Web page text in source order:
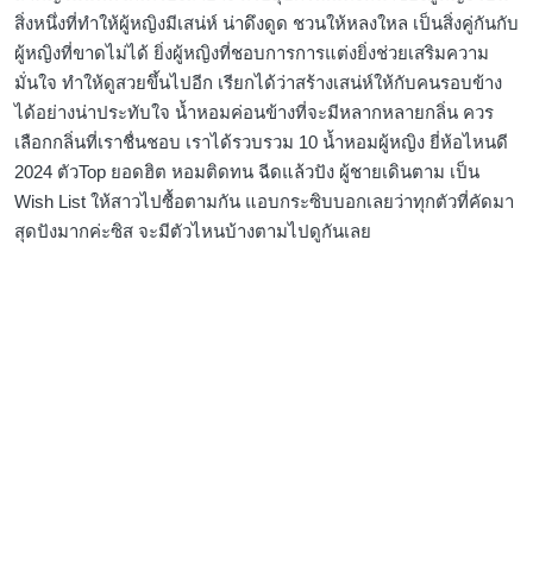
สิ่งหนึ่งที่ทำให้ผู้หญิงมีเสน่ห์ น่าดึงดูด ชวนให้หลงใหล เป็นสิ่งคู่กันกับ
ผู้หญิงที่ขาดไม่ได้ ยิ่งผู้หญิงที่ชอบการการแต่งยิ่งช่วยเสริมความ
มั่นใจ ทำให้ดูสวยขึ้นไปอีก เรียกได้ว่าสร้างเสน่ห์ให้กับคนรอบข้าง
ได้อย่างน่าประทับใจ น้ำหอมค่อนข้างที่จะมีหลากหลายกลิ่น ควร
เลือกกลิ่นที่เราชื่นชอบ เราได้รวบรวม 10 น้ำหอมผู้หญิง ยี่ห้อไหนดี
2024 ตัวTop ยอดฮิต หอมติดทน ฉีดแล้วปัง ผู้ชายเดินตาม เป็น
Wish List ให้สาวไปซื้อตามกัน แอบกระซิบบอกเลยว่าทุกตัวที่คัดมา
สุดปังมากค่ะซิส จะมีตัวไหนบ้างตามไปดูกันเลย